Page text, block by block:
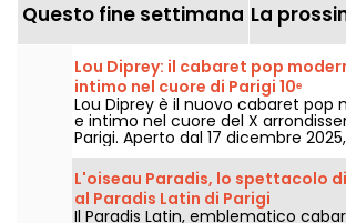
Questo fine settimana La
Lou Diprey: il cabaret pop
intimo nel cuore di Parigi 10ᵉ
Lou Diprey è il nuovo cabaret pop
e intimo nel cuore del X
Parigi. Aperto dal 17 dicembre
offre cene bistronomiche,
coreografici e feste après-
all'insegna del divertimento, tutto
un’atmosfera soft e sofisticata
L'oiseau Paradis, lo spettacolo
al Paradis Latin di Parigi
Il Paradis Latin, emblematico